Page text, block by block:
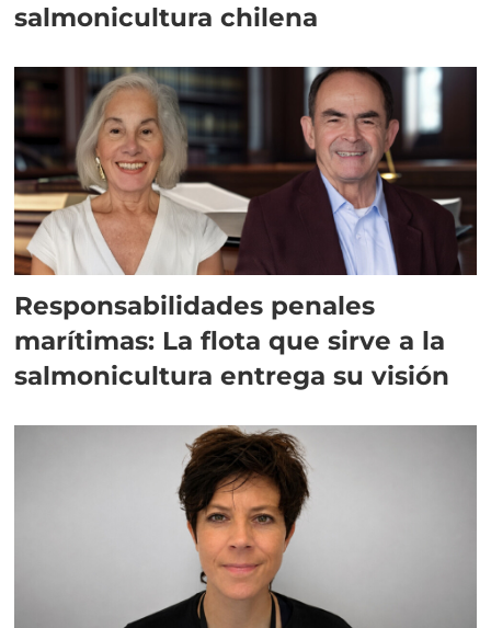
salmonicultura chilena
Responsabilidades penales
marítimas: La flota que sirve a la
salmonicultura entrega su visión